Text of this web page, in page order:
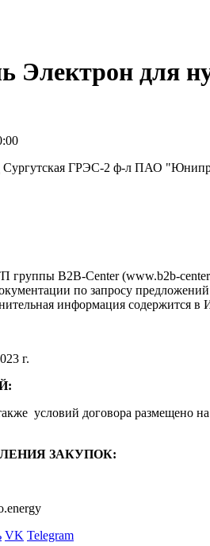
Электрон для
Сургутская ГРЭС-2 ф-л ПАО
группы B2B-Center (www.b2b-
по запросу
информация содержится в
г.
условий договора размещено
ЗАКУПОК:
VK Telegram